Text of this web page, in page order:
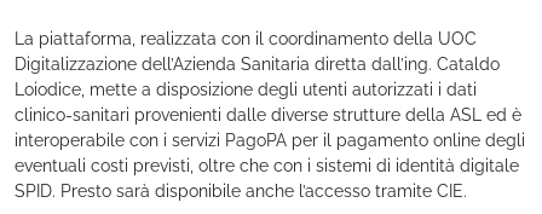
La piattaforma, realizzata con il coordinamento della UOC
Digitalizzazione dell’Azienda Sanitaria diretta dall’ing. Cataldo
Loiodice, mette a disposizione degli utenti autorizzati i dati
clinico-sanitari provenienti dalle diverse strutture della ASL ed è
interoperabile con i servizi PagoPA per il pagamento online degli
eventuali costi previsti, oltre che con i sistemi di identità digitale
SPID. Presto sarà disponibile anche l’accesso tramite CIE.